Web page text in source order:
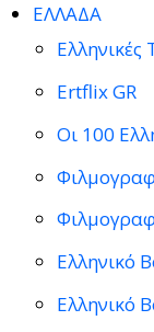
ΕΛΛΑΔΑ
Ελληνικές
Ertflix GR
Οι 100
Ελληνικό
Ελληνικό